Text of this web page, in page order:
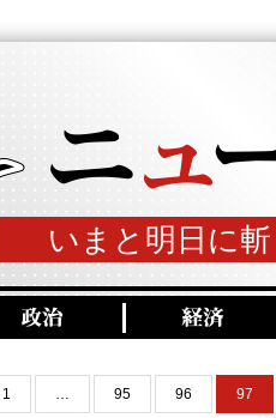
いまと明日に
1 … 95 96 97